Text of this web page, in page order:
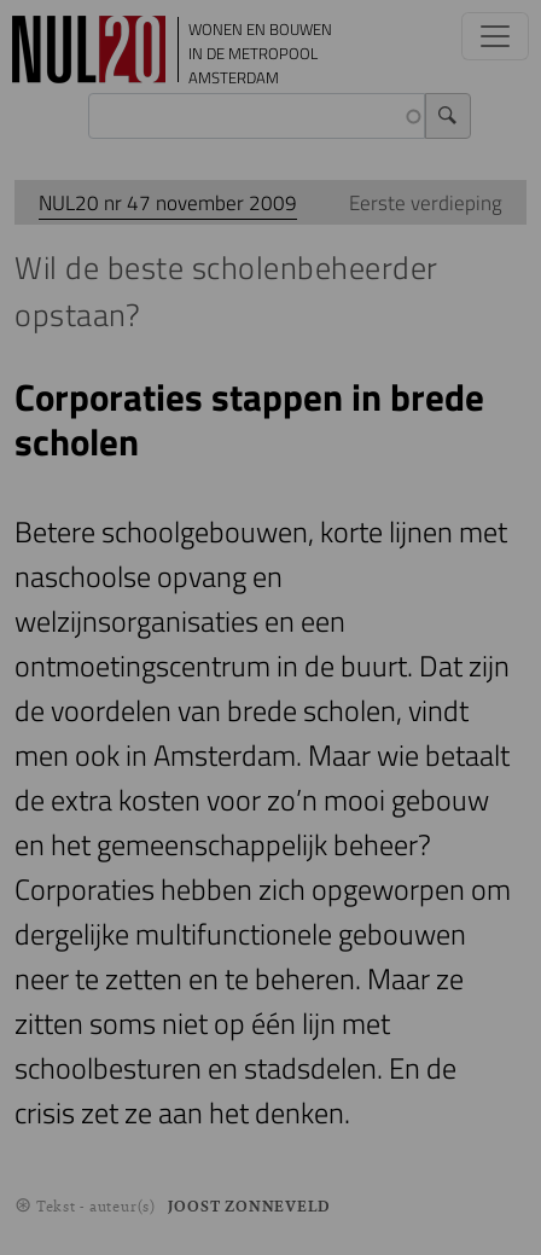
Overslaan en naar de inhoud gaan
WONEN EN BOUWEN
IN DE METROPOOL
AMSTERDAM
NUL20 nr 47 november 2009 Eerste verdieping
Wil de beste scholenbeheerder
opstaan?
Corporaties stappen in brede
scholen
Betere schoolgebouwen, korte lijnen met
naschoolse opvang en
welzijnsorganisaties en een
ontmoetingscentrum in de buurt. Dat zijn
de voordelen van brede scholen, vindt
men ook in Amsterdam. Maar wie betaalt
de extra kosten voor zo’n mooi gebouw
en het gemeenschappelijk beheer?
Corporaties hebben zich opgeworpen om
dergelijke multifunctionele gebouwen
neer te zetten en te beheren. Maar ze
zitten soms niet op één lijn met
schoolbesturen en stadsdelen. En de
crisis zet ze aan het denken.
Tekst - auteur(s) JOOST ZONNEVELD